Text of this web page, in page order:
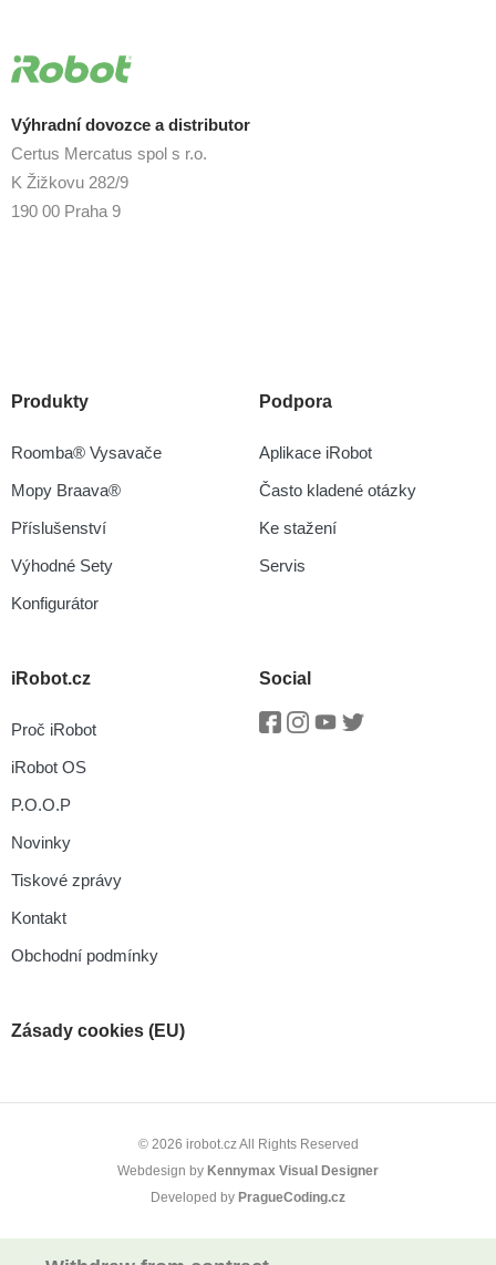
Výhradní dovozce a distributor
Certus Mercatus spol s r.o.
K Žižkovu 282/9
190 00 Praha 9
Produkty
Roomba® Vysavače
Mopy Braava®
Příslušenství
Výhodné Sety
Konfigurátor
Podpora
Aplikace iRobot
Často kladené otázky
Ke stažení
Servis
iRobot.cz
Proč iRobot
iRobot OS
P.O.O.P
Novinky
Tiskové zprávy
Kontakt
Obchodní podmínky
Social
Facebook
Instagram
Youtube
Zásady cookies (EU)
© 2026 irobot.cz All Rights Reserved
Webdesign by Kennymax Visual Designer
Developed by PragueCoding.cz